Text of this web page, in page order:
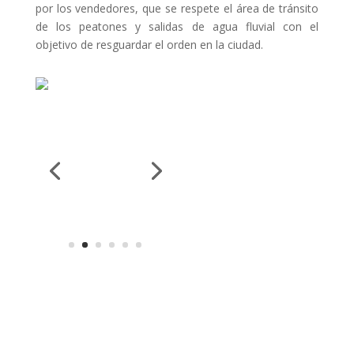
por los vendedores, que se respete el área de tránsito
de los peatones y salidas de agua fluvial con el
objetivo de resguardar el orden en la ciudad.